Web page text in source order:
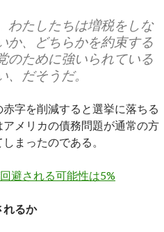
わたしたちは増税をしな
か、どちらかを約束する
のために強いられている
だそうだ。
字を削減すると選挙に落ちる
メリカの債務問題が通常の方
まったのである。
避される可能性は5%
れるか